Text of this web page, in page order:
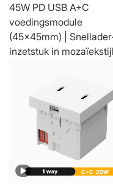
45W PD USB A+C
voedingsmodule
(45x45mm) |
inzetstuk in mozaïekstijl